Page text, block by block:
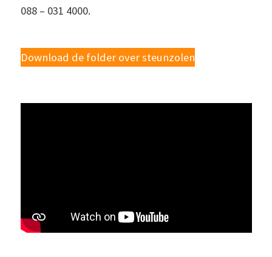
088 – 031 4000.
Download de folder over steunzolen